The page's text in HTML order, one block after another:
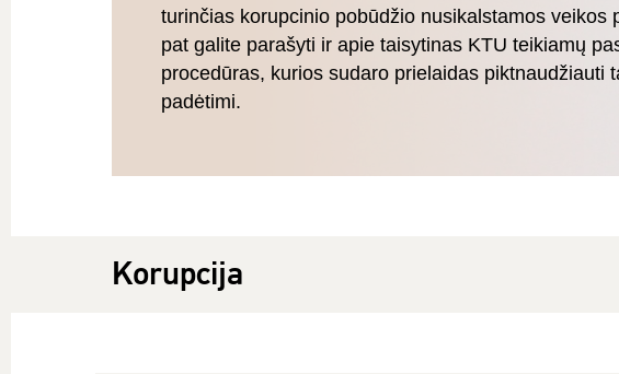
turinčias korupcinio pobūdžio nusikalstamos veikos
pat galite parašyti ir apie taisytinas KTU teikiamų
procedūras, kurios sudaro prielaidas piktnaudžiauti
padėtimi.
Korupcija